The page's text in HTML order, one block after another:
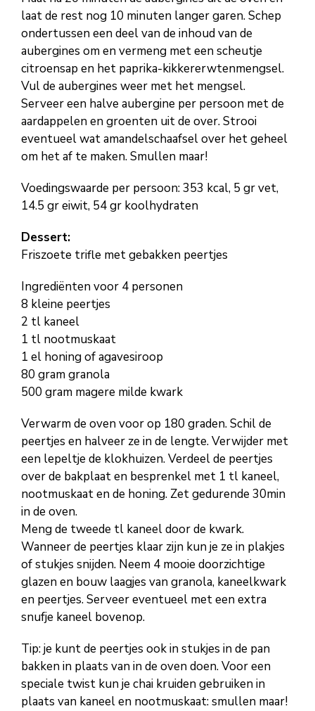
laat de rest nog 10 minuten langer garen. Schep
ondertussen een deel van de inhoud van de
aubergines om en vermeng met een scheutje
citroensap en het paprika-kikkererwtenmengsel.
Vul de aubergines weer met het mengsel.
Serveer een halve aubergine per persoon met de
aardappelen en groenten uit de over. Strooi
eventueel wat amandelschaafsel over het geheel
om het af te maken. Smullen maar!
Voedingswaarde per persoon: 353 kcal, 5 gr vet,
14.5 gr eiwit, 54 gr koolhydraten
Dessert:
Friszoete trifle met gebakken peertjes
Ingrediënten voor 4 personen
8 kleine peertjes
2 tl kaneel
1 tl nootmuskaat
1 el honing of agavesiroop
80 gram granola
500 gram magere milde kwark
Verwarm de oven voor op 180 graden. Schil de
peertjes en halveer ze in de lengte. Verwijder met
een lepeltje de klokhuizen. Verdeel de peertjes
over de bakplaat en besprenkel met 1 tl kaneel,
nootmuskaat en de honing. Zet gedurende 30min
in de oven.
Meng de tweede tl kaneel door de kwark.
Wanneer de peertjes klaar zijn kun je ze in plakjes
of stukjes snijden. Neem 4 mooie doorzichtige
glazen en bouw laagjes van granola, kaneelkwark
en peertjes. Serveer eventueel met een extra
snufje kaneel bovenop.
Tip: je kunt de peertjes ook in stukjes in de pan
bakken in plaats van in de oven doen. Voor een
speciale twist kun je chai kruiden gebruiken in
plaats van kaneel en nootmuskaat: smullen maar!